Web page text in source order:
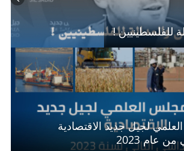
للفلسطينيين !
لجيل جديد الاقتصادية
عام 2023